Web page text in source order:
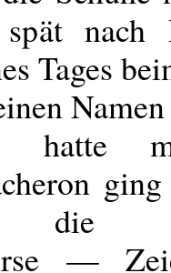
nach
Tages
hatte
—